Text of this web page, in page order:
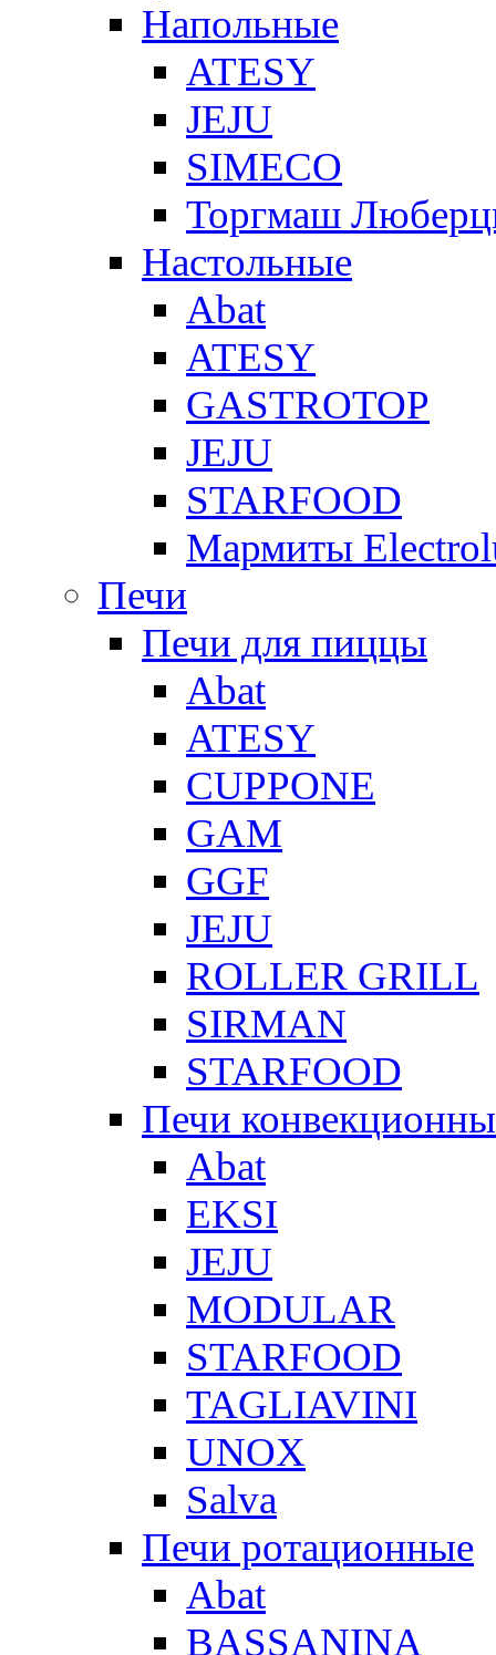
Напольные
ATESY
JEJU
SIMECO
Торгмаш
Настольные
Abat
ATESY
GASTROTOP
JEJU
STARFOOD
Мармиты
Печи
Печи для пиццы
Abat
ATESY
CUPPONE
GAM
GGF
JEJU
ROLLER GRILL
SIRMAN
STARFOOD
Печи
Abat
EKSI
JEJU
MODULAR
STARFOOD
TAGLIAVINI
UNOX
Salva
Печи ротационные
Abat
BASSANINA